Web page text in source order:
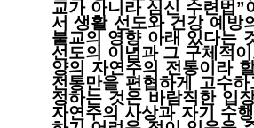
교가 아니라 심신 수련법”
서 생활 선도와 건강 예방
불교의 영향 아래 있다는
선도의 이념과 그 구체적
양의 자연주의 전통이라
전통만을 편협하게 고수
정하는 것은 바람직한 입
자연주의 사상과 자기 수